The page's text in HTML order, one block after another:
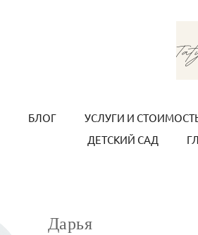
БЛОГ УСЛУГИ И
ДЕТСКИЙ САД
Дарья